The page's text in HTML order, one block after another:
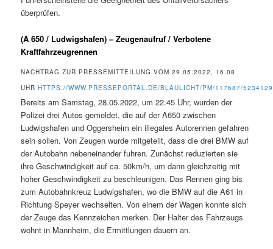
überprüfen.
(A 650 / Ludwigshafen) – Zeugenaufruf / Verbotene
Kraftfahrzeugrennen
NACHTRAG ZUR PRESSEMITTEILUNG VOM 29.05.2022, 16.08
UHRHTTPS://WWW.PRESSEPORTAL.DE/BLAULICHT/PM/117687/5234129
Bereits am Samstag, 28.05.2022, um 22.45 Uhr, wurden der
Polizei drei Autos gemeldet, die auf der A650 zwischen
Ludwigshafen und Oggersheim ein illegales Autorennen gefahren
sein sollen. Von Zeugen wurde mitgeteilt, dass die drei BMW auf
der Autobahn nebeneinander fuhren. Zunächst reduzierten sie
ihre Geschwindigkeit auf ca. 50km/h, um dann gleichzeitig mit
hoher Geschwindigkeit zu beschleunigen. Das Rennen ging bis
zum Autobahnkreuz Ludwigshafen, wo die BMW auf die A61 in
Richtung Speyer wechselten. Von einem der Wagen konnte sich
der Zeuge das Kennzeichen merken. Der Halter des Fahrzeugs
wohnt in Mannheim, die Ermittlungen dauern an.